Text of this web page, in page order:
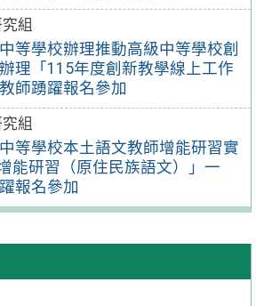
組
等學校辦理推動高級中等學校創
理「115年度創新教學線上工作
師踴躍報名參加
組
等學校本土語文教師增能研習實
能研習（原住民族語文）」一
報名參加